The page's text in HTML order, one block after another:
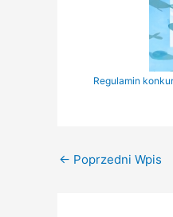
Regulamin
← Poprzedni Wpis